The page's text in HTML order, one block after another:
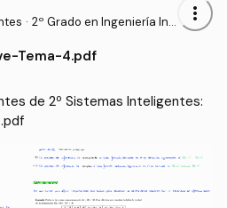
· 2º Grado en Ingeniería Inf
more_vert
Tema-4.pdf
de 2º Sistemas Inteligentes: